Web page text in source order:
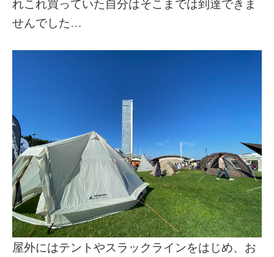
れこれ買っていた自分はそこまでは到達できま
せんでした…
屋外にはテントやスラックラインをはじめ、お